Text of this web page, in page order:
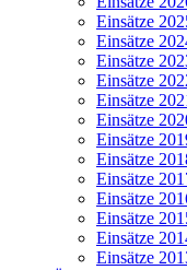
Einsätze
Einsätze
Einsätze
Einsätze
Einsätze
Einsätze
Einsätze
Einsätze
Einsätze
Einsätze
Einsätze
Einsätze
Einsätze